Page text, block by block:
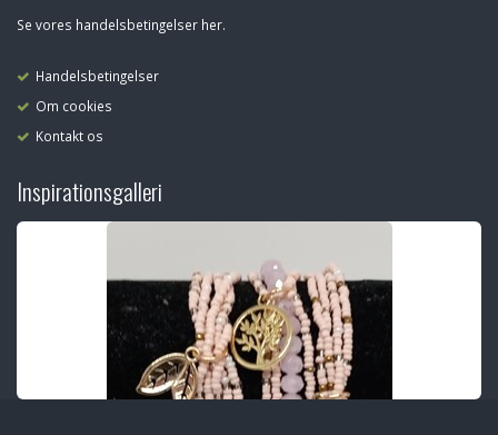
Se vores handelsbetingelser her.
Handelsbetingelser
Om cookies
Kontakt os
Inspirationsgalleri